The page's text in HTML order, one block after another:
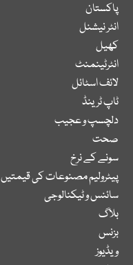
پاکستان
انٹر نیشنل
کھیل
انٹرٹینمنٹ
لائف اسٹائل
ٹاپ ٹرینڈ
دلچسپ و عجیب
صحت
سونے کے نرخ
پیٹرولیم مصنوعات کی قیمتیں
سائنس و ٹیکنالوجی
بلاگ
بزنس
ویڈیوز